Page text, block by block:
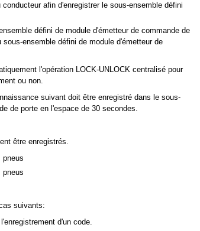
afin d'enregistrer le sous-ensemble défini
défini de module d'émetteur de commande de
ensemble défini de module d'émetteur de
l'opération LOCK-UNLOCK centralisé pour
ou non.
suivant doit être enregistré dans le sous-
de porte en l'espace de 30 secondes.
être enregistrés.
pneus
pneus
suivants:
d'un code.